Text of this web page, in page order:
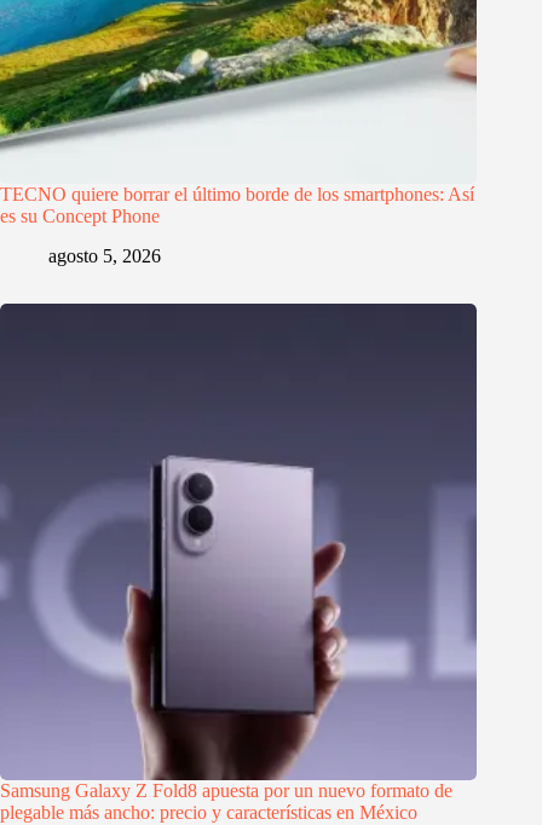
TECNO quiere borrar el último borde de los smartphones: Así
es su Concept Phone
agosto 5, 2026
Samsung Galaxy Z Fold8 apuesta por un nuevo formato de
plegable más ancho: precio y características en México